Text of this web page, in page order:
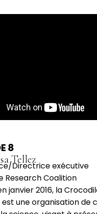
8
Tellez
Directrice exécutive
Research Coalition
janvier 2016, la
une organisation de